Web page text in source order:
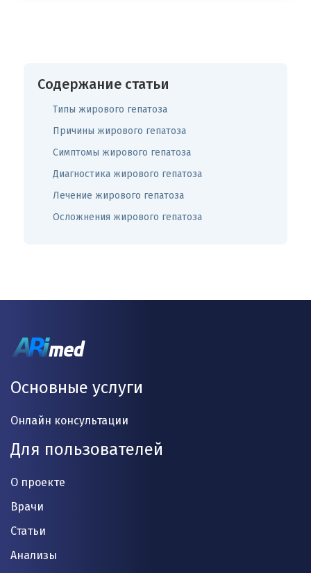
Содержание статьи
Типы жирового гепатоза
Причины жирового гепатоза
Симптомы жирового гепатоза
Диагностика жирового гепатоза
Лечение жирового гепатоза
Осложнения жирового гепатоза
Основные услуги
Онлайн консультации
Для пользователей
О проекте
Врачи
Статьи
Анализы